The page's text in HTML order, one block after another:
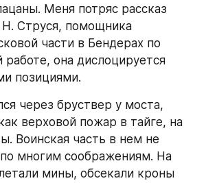
Меня потряс рассказ
Н. Струся, помощника
части в Бендерах по
работе, она дислоцируется
позициями.
через бруствер у моста,
верховой пожар в тайге, на
Воинская часть в нем не
многим соображениям. На
мины, обсекали кроны